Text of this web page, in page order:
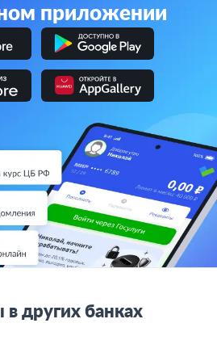
в мобильном приложении
в других банках